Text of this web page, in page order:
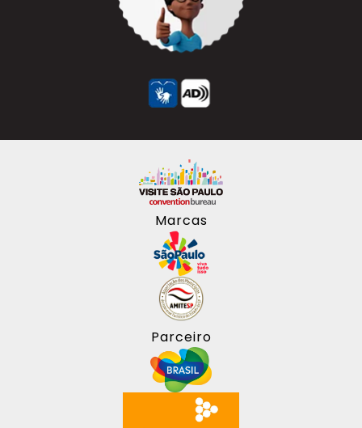
Marcas
Parceiro